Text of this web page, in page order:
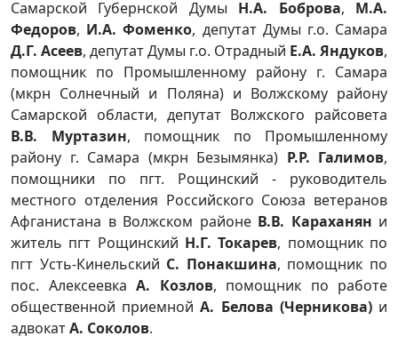
Самарской Губернской Думы Н.А. Боброва, М.А.
Федоров, И.А. Фоменко, депутат Думы г.о. Самара
Д.Г. Асеев, депутат Думы г.о. Отрадный Е.А. Яндуков,
помощник по Промышленному району г. Самара
(мкрн Солнечный и Поляна) и Волжскому району
Самарской области, депутат Волжского райсовета
В.В. Муртазин, помощник по Промышленному
району г. Самара (мкрн Безымянка) Р.Р. Галимов,
помощники по пгт. Рощинский - руководитель
местного отделения Российского Союза ветеранов
Афганистана в Волжском районе В.В. Караханян и
житель пгт Рощинский Н.Г. Токарев, помощник по
пгт Усть-Кинельский С. Понакшина, помощник по
пос. Алексеевка А. Козлов, помощник по работе
общественной приемнойА. Белова (Черникова)и
адвокатА. Соколов.